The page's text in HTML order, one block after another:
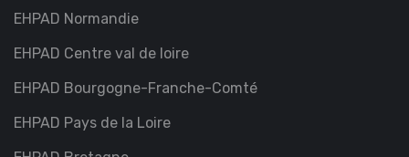
EHPAD Normandie
EHPAD Centre val de loire
EHPAD Bourgogne-Franche-Comté
EHPAD Pays de la Loire